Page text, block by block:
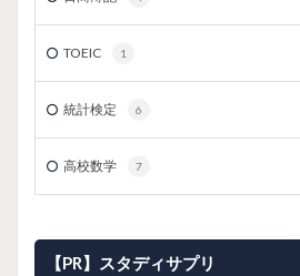
TOEIC 1
統計検定 6
高校数学 7
【PR】スタディサプリ